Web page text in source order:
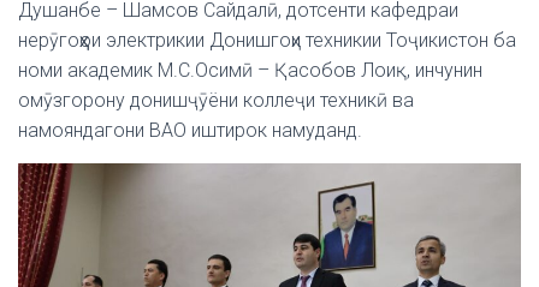
Душанбе – Шамсов Сайдалӣ, дотсенти кафедраи
нерӯгоҳҳои электрикии Донишгоҳи техникии Тоҷикистон ба
номи академик М.С.Осимӣ – Қасобов Лоиқ, инчунин
омӯзгорону донишҷӯёни коллеҷи техникӣ ва
намояндагони ВАО иштирок намуданд.